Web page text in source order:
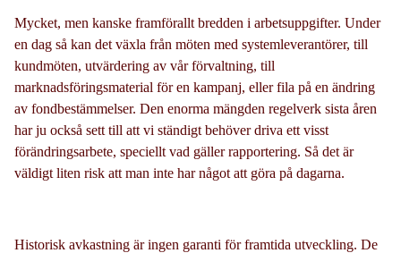
Mycket, men kanske framförallt bredden i arbetsuppgifter. Under
en dag så kan det växla från möten med systemleverantörer, till
kundmöten, utvärdering av vår förvaltning, till
marknadsföringsmaterial för en kampanj, eller fila på en ändring
av fondbestämmelser. Den enorma mängden regelverk sista åren
har ju också sett till att vi ständigt behöver driva ett visst
förändringsarbete, speciellt vad gäller rapportering. Så det är
väldigt liten risk att man inte har något att göra på dagarna.
Historisk avkastning är ingen garanti för framtida utveckling. De